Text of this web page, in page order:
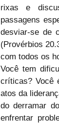
rixas e
passagens
desviar-se de
(Provérbios
com todos os
Você tem
críticas? Você
atos da
do derramar
enfrentar